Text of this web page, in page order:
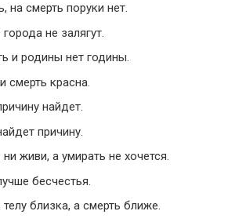
на смерть поруки нет.
не залягут.
и родины нет годины.
смерть красна.
найдет.
причину.
живи, а умирать не хочется.
бесчестья.
телу близка, а смерть ближе.